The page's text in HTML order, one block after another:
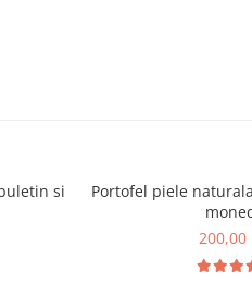
si
Portofel piele
200,00